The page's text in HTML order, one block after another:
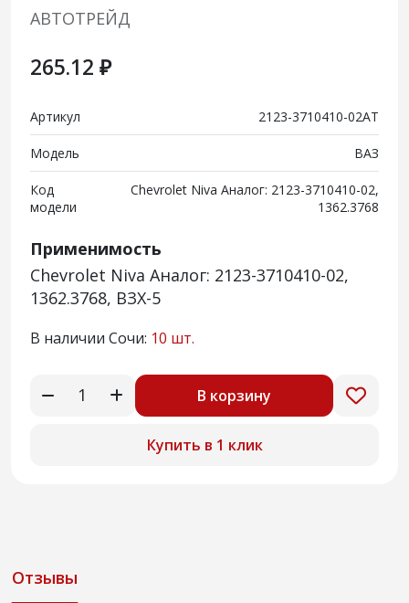
АВТОТРЕЙД
265.12 ₽
Артикул 2123-3710410-02АТ
Модель ВАЗ
Код
модели
Chevrolet Niva Аналог: 2123-3710410-02,
1362.3768
Применимость
Chevrolet Niva Аналог: 2123-3710410-02,
1362.3768, ВЗХ-5
В наличии Сочи: 10 шт.
В корзину
Купить в 1 клик
Отзывы